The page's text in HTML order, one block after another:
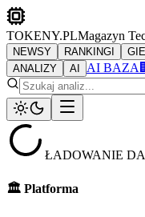
TOKENY.PLMagazyn
NEWSY RANKINGI
ANALIZY
AI AI BAZA
ŁADOWANIE
🏛️ Platforma